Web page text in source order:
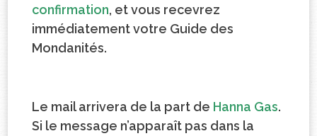
confirmation, et vous recevrez
immédiatement votre Guide des
Mondanités.
Le mail arrivera de la part de Hanna Gas.
Si le message n’apparaît pas dans la